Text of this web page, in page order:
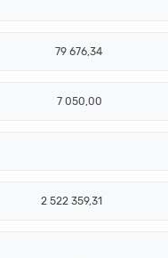
79 676,34
7 050,00
2 522 359,31